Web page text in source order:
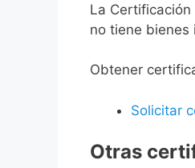
La
no tiene bienes
Obtener
Solicitar
Otras